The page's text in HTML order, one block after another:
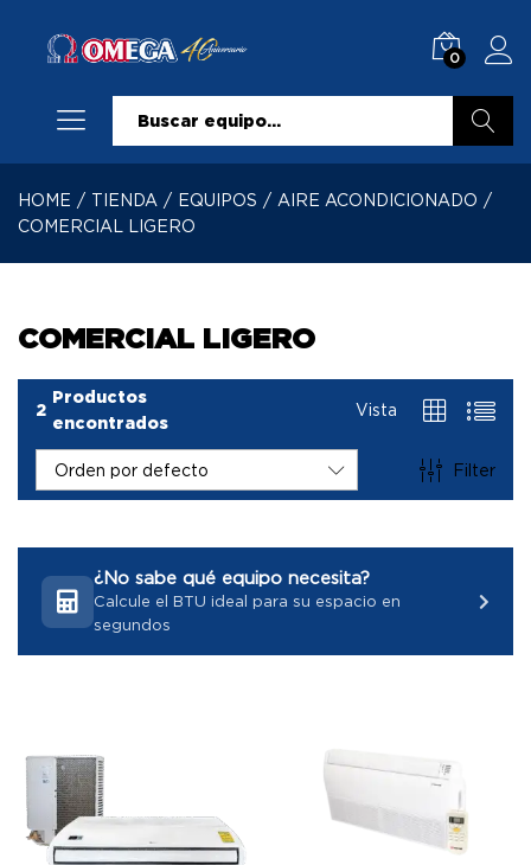
0
HOME / TIENDA / EQUIPOS / AIRE ACONDICIONADO /
COMERCIAL LIGERO
COMERCIAL LIGERO
2
Productos
encontrados
Vista
Filter
Orden por defecto
¿No sabe qué equipo necesita?
Calcule el BTU ideal para su espacio en
segundos